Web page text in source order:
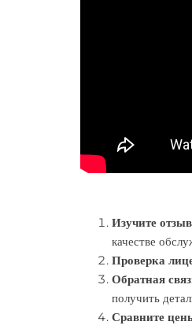
Изучите
качестве
Проверка
Обратная
получить
Сравните